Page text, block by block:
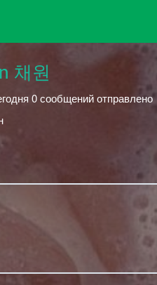
채원
0 сообщений отправлено